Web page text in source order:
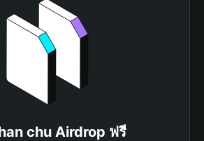
chu Airdrop ฟรี